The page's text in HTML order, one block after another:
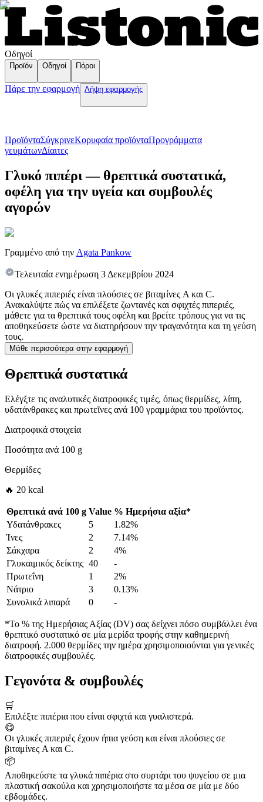
Οδηγοί
Προϊόν Οδηγοί Πόροι
Πάρε την εφαρμογή Λήψη εφαρμογής
ΠροϊόνταΣύγκρινεΚορυφαία προϊόνταПρογράμματα
γευμάτωνΔίαιτες
Γλυκό πιπέρι — θρεπτικά συστατικά,
οφέλη για την υγεία και συμβουλές
αγορών
Γραμμένο από την Agata Pankow
Τελευταία ενημέρωση 3 Δεκεμβρίου 2024
Οι γλυκές πιπεριές είναι πλούσιες σε βιταμίνες A και C.
Ανακαλύψτε πώς να επιλέξετε ζωντανές και σφιχτές πιπεριές,
μάθετε για τα θρεπτικά τους οφέλη και βρείτε τρόπους για να τις
αποθηκεύσετε ώστε να διατηρήσουν την τραγανότητα και τη γεύση
τους.
Μάθε περισσότερα στην εφαρμογή
Θρεπτικά συστατικά
Ελέγξτε τις αναλυτικές διατροφικές τιμές, όπως θερμίδες, λίπη,
υδατάνθρακες και πρωτεΐνες ανά 100 γραμμάρια του προϊόντος.
Διατροφικά στοιχεία
Ποσότητα ανά 100 g
Θερμίδες
🔥 20 kcal
Θρεπτικά ανά 100 g Value % Ημερήσια αξία*
Υδατάνθρακες
5
1.82%
Ίνες
2
7.14%
Σάκχαρα
2
4%
Γλυκαιμικός δείκτης 40
-
Πρωτεΐνη
1
2%
Νάτριο
3
0.13%
Συνολικά λιπαρά
0 -
*Το % της Ημερήσιας Αξίας (DV) σας δείχνει πόσο συμβάλλει ένα
θρεπτικό συστατικό σε μία μερίδα τροφής στην καθημερινή
διατροφή. 2.000 θερμίδες την ημέρα χρησιμοποιούνται για γενικές
διατροφικές συμβουλές.
Γεγονότα & συμβουλές
🛒
Επιλέξτε πιπέρια που είναι σφιχτά και γυαλιστερά.
😋
Οι γλυκές πιπεριές έχουν ήπια γεύση και είναι πλούσιες σε
βιταμίνες A και C.
📦
Αποθηκεύστε τα γλυκά πιπέρια στο συρτάρι του ψυγείου σε μια
πλαστική σακούλα και χρησιμοποιήστε τα μέσα σε μία με δύο
εβδομάδες.